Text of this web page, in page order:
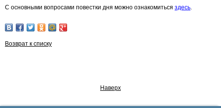
С основными вопросами повестки дня можно ознакомиться здесь.
Возврат к списку
Наверх